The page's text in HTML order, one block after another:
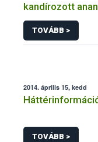
kandírozott
TOVÁBB >
2014. április 15, kedd
TOVÁBB >